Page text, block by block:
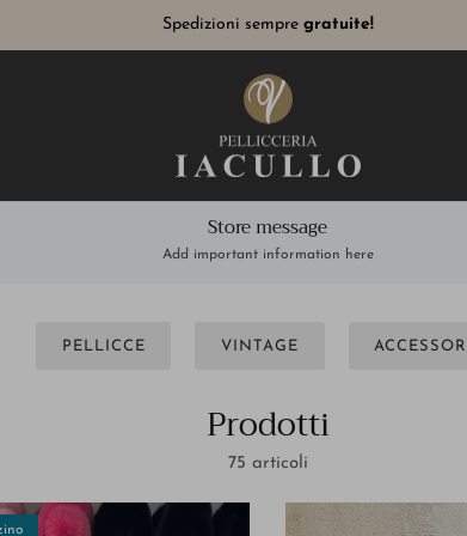
Paga in comode rate conScalapay o Klarna
Store message
Add important information here
PELLICCE VINTAGE ACCESSORI
Prodotti
75 articoli